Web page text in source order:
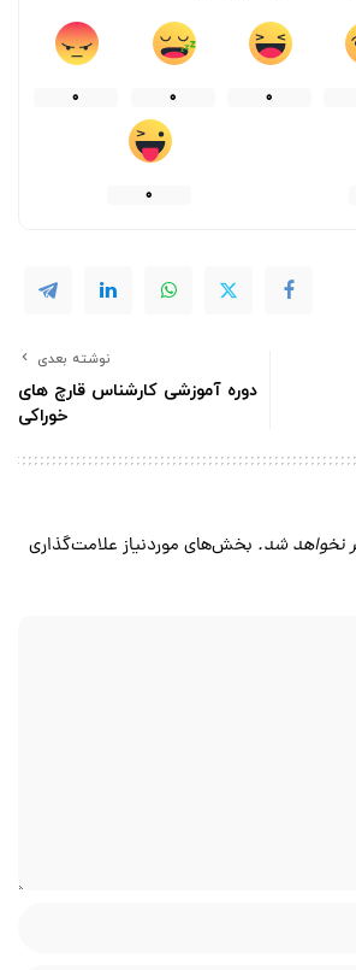
0
0
0
0
نوشته بعدی
دوره آموزشی کارشناس قارچ های
خوراکی
نخواهد شد. بخش‌های موردنیاز علامت‌گذاری